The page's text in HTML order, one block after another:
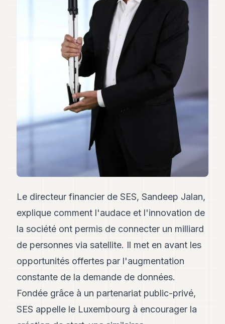
Andy
26
Andy
21
19
Andy
18
Andy
Andy
15
14
Andy
Le directeur financier de SES, Sandeep Jalan,
explique comment l'audace et l'innovation de
la société ont permis de connecter un milliard
de personnes via satellite. Il met en avant les
opportunités offertes par l'augmentation
constante de la demande de données.
Fondée grâce à un partenariat public-privé,
SES appelle le Luxembourg à encourager la